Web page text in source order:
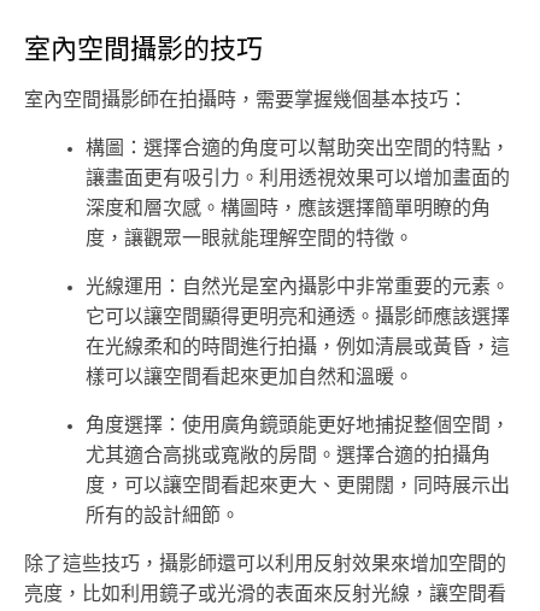
室內空間攝影的技巧
室內空間攝影師在拍攝時，需要掌握幾個基本技巧：
構圖：選擇合適的角度可以幫助突出空間的特點，
讓畫面更有吸引力。利用透視效果可以增加畫面的
深度和層次感。構圖時，應該選擇簡單明瞭的角
度，讓觀眾一眼就能理解空間的特徵。
光線運用：自然光是室內攝影中非常重要的元素。
它可以讓空間顯得更明亮和通透。攝影師應該選擇
在光線柔和的時間進行拍攝，例如清晨或黃昏，這
樣可以讓空間看起來更加自然和溫暖。
角度選擇：使用廣角鏡頭能更好地捕捉整個空間，
尤其適合高挑或寬敞的房間。選擇合適的拍攝角
度，可以讓空間看起來更大、更開闊，同時展示出
所有的設計細節。
除了這些技巧，攝影師還可以利用反射效果來增加空間的
亮度，比如利用鏡子或光滑的表面來反射光線，讓空間看